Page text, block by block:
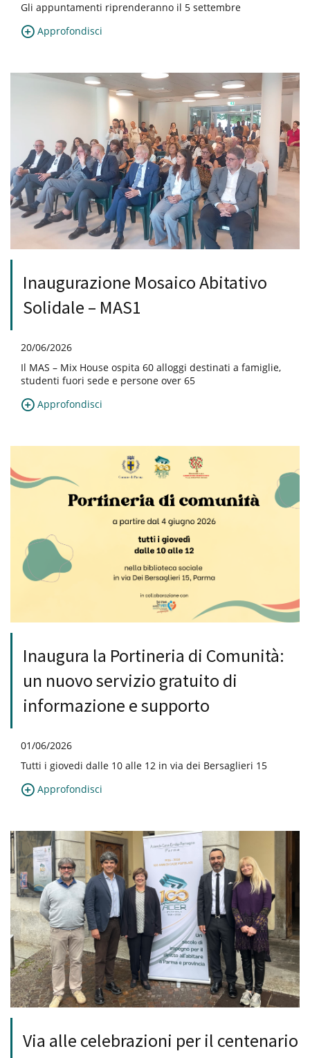
Gli appuntamenti riprenderanno il 5 settembre
Approfondisci
Inaugurazione Mosaico Abitativo
Solidale – MAS1
20/06/2026
Il MAS – Mix House ospita 60 alloggi destinati a famiglie,
studenti fuori sede e persone over 65
Approfondisci
Inaugura la Portineria di Comunità:
un nuovo servizio gratuito di
informazione e supporto
01/06/2026
Tutti i giovedi dalle 10 alle 12 in via dei Bersaglieri 15
Approfondisci
Via alle celebrazioni per il centenario